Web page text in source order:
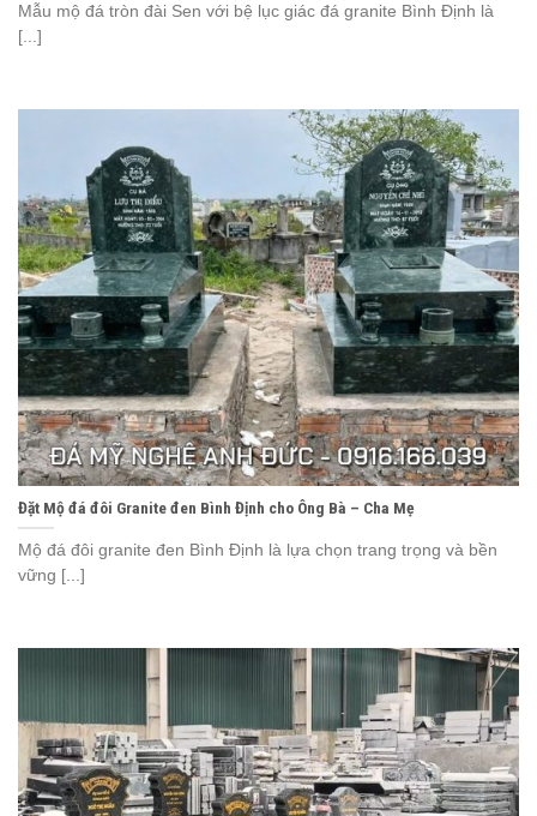
Mẫu mộ đá tròn đài Sen với bệ lục giác đá granite Bình Định là
[...]
Đặt Mộ đá đôi Granite đen Bình Định cho Ông Bà – Cha Mẹ
Mộ đá đôi granite đen Bình Định là lựa chọn trang trọng và bền
vững [...]